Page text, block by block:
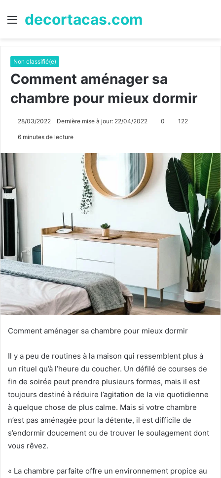
Menu
decortacas.com
Non classifié(e)
Comment aménager sa
chambre pour mieux dormir
28/03/2022 Dernière mise à jour: 22/04/2022 0 122
6 minutes de lecture
Comment aménager sa chambre pour mieux dormir
Il y a peu de routines à la maison qui ressemblent plus à
un rituel qu’à l’heure du coucher. Un défilé de courses de
fin de soirée peut prendre plusieurs formes, mais il est
toujours destiné à réduire l’agitation de la vie quotidienne
à quelque chose de plus calme. Mais si votre chambre
n’est pas aménagée pour la détente, il est difficile de
s’endormir doucement ou de trouver le soulagement dont
vous rêvez.
« La chambre parfaite offre un environnement propice au